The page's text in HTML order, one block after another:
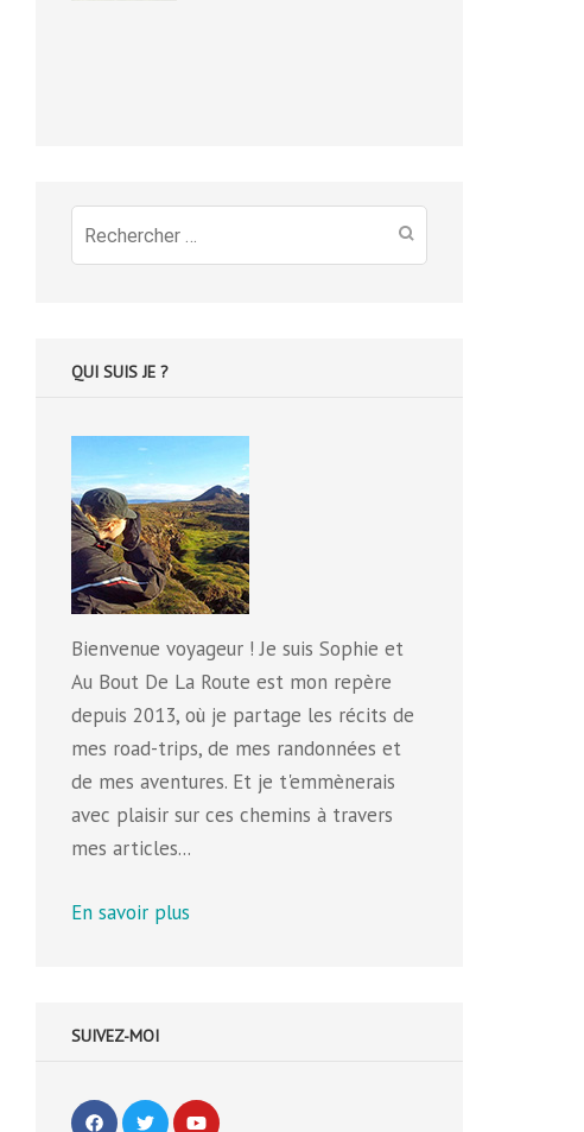
Recherche
pour
QUI SUIS JE ?
Bienvenue voyageur ! Je suis Sophie et
Au Bout De La Route est mon repère
depuis 2013, où je partage les récits de
mes road-trips, de mes randonnées et
de mes aventures. Et je t'emmènerais
avec plaisir sur ces chemins à travers
mes articles...
En savoir plus
SUIVEZ-MOI